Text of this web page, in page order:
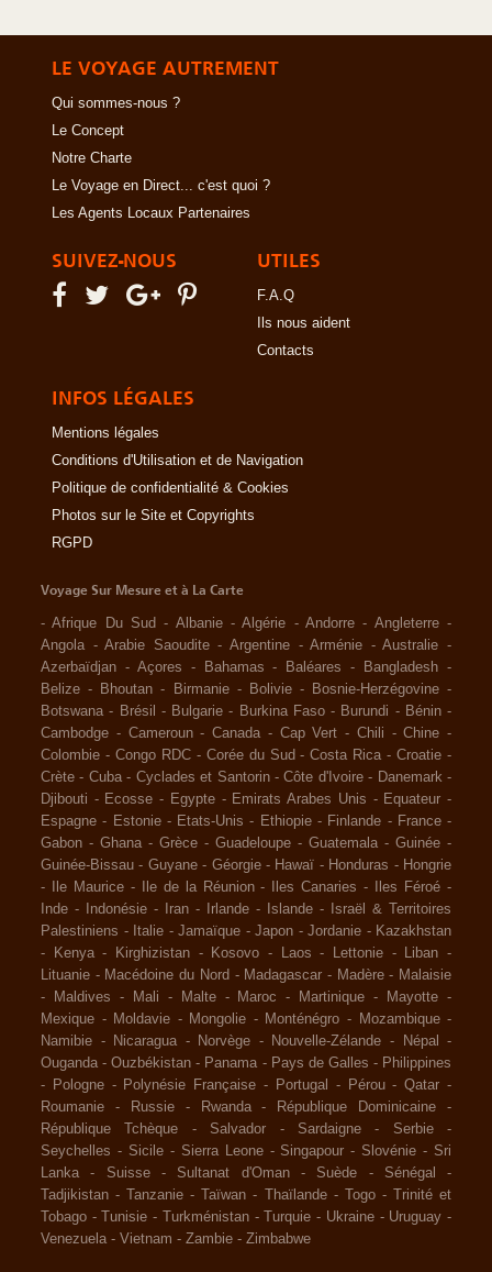
LE VOYAGE AUTREMENT
Qui sommes-nous ?
Le Concept
Notre Charte
Le Voyage en Direct... c'est quoi ?
Les Agents Locaux Partenaires
SUIVEZ-NOUS UTILES
F.A.Q
Ils nous aident
Contacts
INFOS LÉGALES
Mentions légales
Conditions d'Utilisation et de Navigation
Politique de confidentialité & Cookies
Photos sur le Site et Copyrights
RGPD
Voyage Sur Mesure et à La Carte
-Afrique Du Sud - Albanie -Algérie -Andorre - Angleterre -
Angola -Arabie Saoudite -Argentine -Arménie -Australie -
Azerbaïdjan - Açores - Bahamas - Baléares - Bangladesh -
Belize - Bhoutan - Birmanie - Bolivie - Bosnie-Herzégovine -
Botswana - Brésil - Bulgarie - Burkina Faso - Burundi - Bénin -
Cambodge - Cameroun - Canada - Cap Vert - Chili -Chine -
Colombie - Congo RDC - Corée du Sud -Costa Rica -Croatie -
Crète - Cuba - Cyclades et Santorin -Côte d'Ivoire - Danemark -
Djibouti - Ecosse - Egypte - Emirats Arabes Unis - Equateur -
Espagne - Estonie - Etats-Unis - Ethiopie - Finlande - France -
Gabon - Ghana - Grèce - Guadeloupe - Guatemala - Guinée -
Guinée-Bissau - Guyane - Géorgie - Hawaï - Honduras - Hongrie
-
Ile Maurice - Ile de la Réunion - Iles Canaries - Iles Féroé -
Inde - Indonésie - Iran - Irlande - Islande -
Israël & Territoires
Palestiniens - Italie - Jamaïque - Japon - Jordanie - Kazakhstan
-
Kenya - Kirghizistan - Kosovo - Laos - Lettonie - Liban -
Lituanie - Macédoine du Nord - Madagascar - Madère - Malaisie
-
Maldives - Mali - Malte - Maroc - Martinique - Mayotte -
Mexique - Moldavie - Mongolie - Monténégro - Mozambique -
Namibie - Nicaragua - Norvège - Nouvelle-Zélande - Népal
-
Ouganda -Ouzbékistan - Panama - Pays de Galles - Philippines
-
Pologne - Polynésie Française - Portugal - Pérou -Qatar -
Roumanie
- Russie - Rwanda - République Dominicaine
-
République Tchèque
- Salvador - Sardaigne - Serbie
-
Seychelles - Sicile - Sierra Leone - Singapour - Slovénie - Sri
Lanka
- Suisse - Sultanat d'Oman - Suède - Sénégal
-
Tadjikistan -Tanzanie -Taïwan - Thaïlande - Togo - Trinité et
Tobago -Tunisie - Turkménistan -Turquie - Ukraine - Uruguay -
Venezuela - Vietnam - Zambie - Zimbabwe